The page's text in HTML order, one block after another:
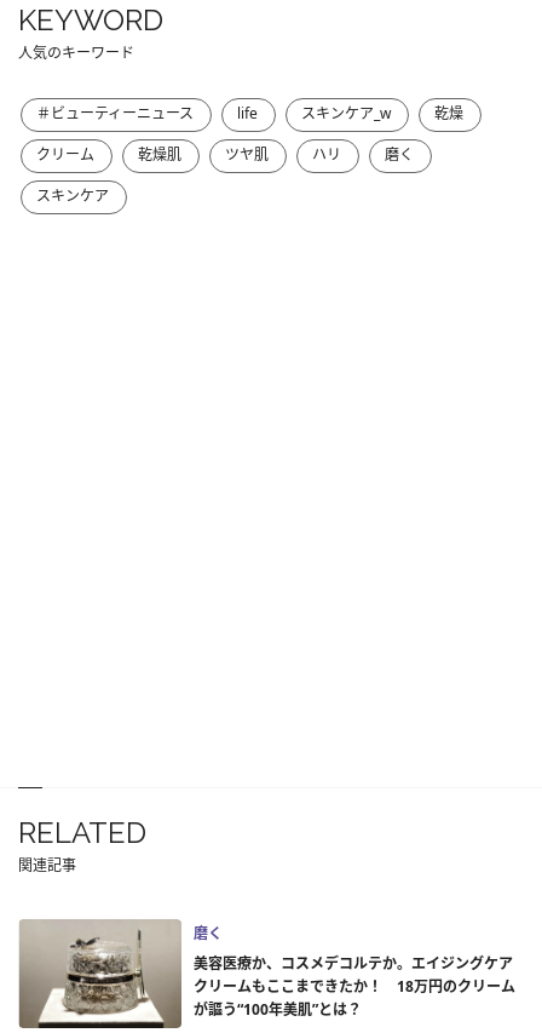
KEYWORD
人気のキーワード
＃ビューティーニュース life スキンケア_w
乾燥
クリーム
乾燥肌 ツヤ肌 ハリ
磨く
スキンケア
RELATED
関連記事
磨く
美容医療か、コスメデコルテか。エイジングケア
クリームもここまできたか！ 18万円のクリーム
が謳う“100年美肌”とは？